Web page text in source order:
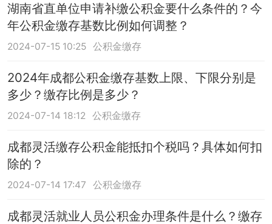
湖南省直单位申请补缴公积金要什么条件的？今
年公积金缴存基数比例如何调整？
2024-07-15 10:25 公积金缴存
2024年成都公积金缴存基数上限、下限分别是
多少？缴存比例是多少？
2024-07-14 18:12 公积金缴存
成都灵活缴存公积金能抵扣个税吗？具体如何扣
除的？
2024-07-14 17:47 公积金缴存
成都灵活就业人员公积金办理条件是什么？缴存